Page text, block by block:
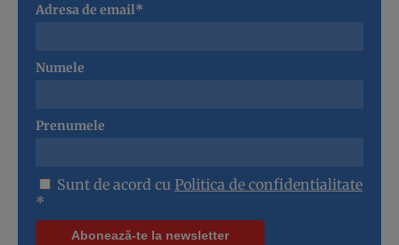
Adresa de email*
Numele
Prenumele
Sunt de acord cu Politica de confidentialitate
*